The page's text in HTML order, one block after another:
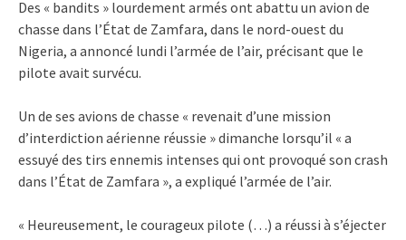
Des « bandits » lourdement armés ont abattu un avion de
chasse dans l’État de Zamfara, dans le nord-ouest du
Nigeria, a annoncé lundi l’armée de l’air, précisant que le
pilote avait survécu.
Un de ses avions de chasse « revenait d’une mission
d’interdiction aérienne réussie » dimanche lorsqu’il « a
essuyé des tirs ennemis intenses qui ont provoqué son crash
dans l’État de Zamfara », a expliqué l’armée de l’air.
« Heureusement, le courageux pilote (…) a réussi à s’éjecter